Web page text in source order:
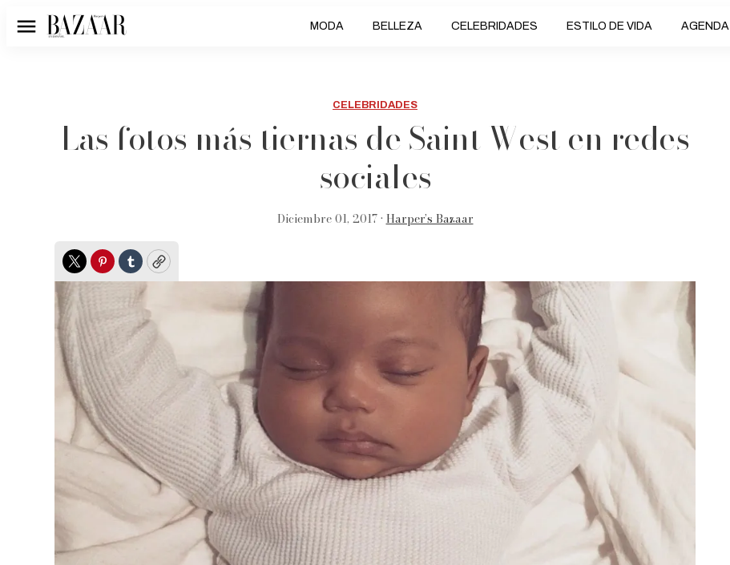
Menú MODA BELLEZA CELEBRIDADES ESTILO DE VIDA AGENDA
CELEBRIDADES
Las fotos más tiernas de Saint West en redes
sociales
Diciembre 01, 2017 • Harper’s Bazaar
TwitterPinterest
TumblrCopy